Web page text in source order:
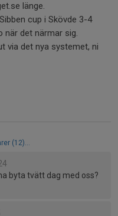
länge.
cup i Skövde 3-4
när det närmar sig.
via det nya systemet, ni
(12)...
byta tvätt dag med oss?